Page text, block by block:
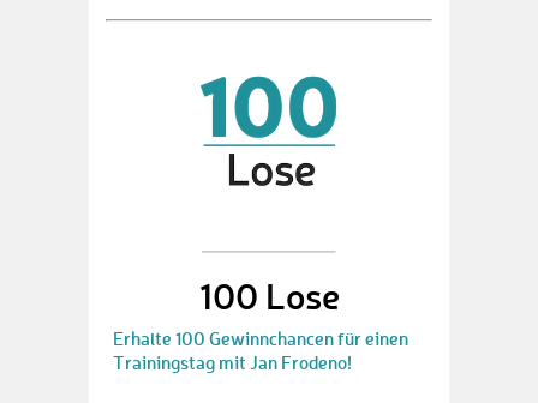
100 Lose
Erhalte 100 Gewinnchancen für einen
Trainingstag mit Jan Frodeno!